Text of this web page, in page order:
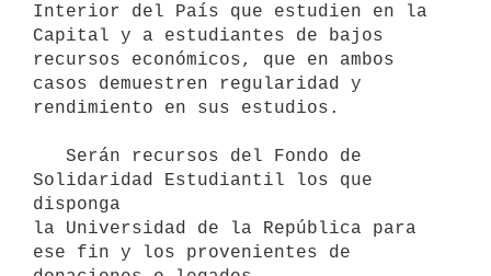
Interior del País que estudien en la
Capital y a estudiantes de bajos
recursos económicos, que en ambos
casos demuestren regularidad y
rendimiento en sus estudios.
Solidaridad Estudiantil los que
disponga
la Universidad de la República para
ese fin y los provenientes de